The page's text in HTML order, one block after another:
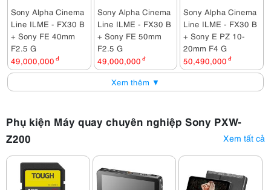
Sony Alpha Cinema
Line ILME - FX30 B
+ Sony FE 40mm
F2.5 G
49,000,000 đ
Sony Alpha Cinema
Line ILME - FX30 B
+ Sony FE 50mm
F2.5 G
49,000,000 đ
Sony Alpha Cinema
Line ILME - FX30 B
+ Sony E PZ 10-
20mm F4 G
50,490,000 đ
Xem thêm ▼
Phụ kiện Máy quay chuyên nghiệp Sony PXW-
Z200
Xem tất cả